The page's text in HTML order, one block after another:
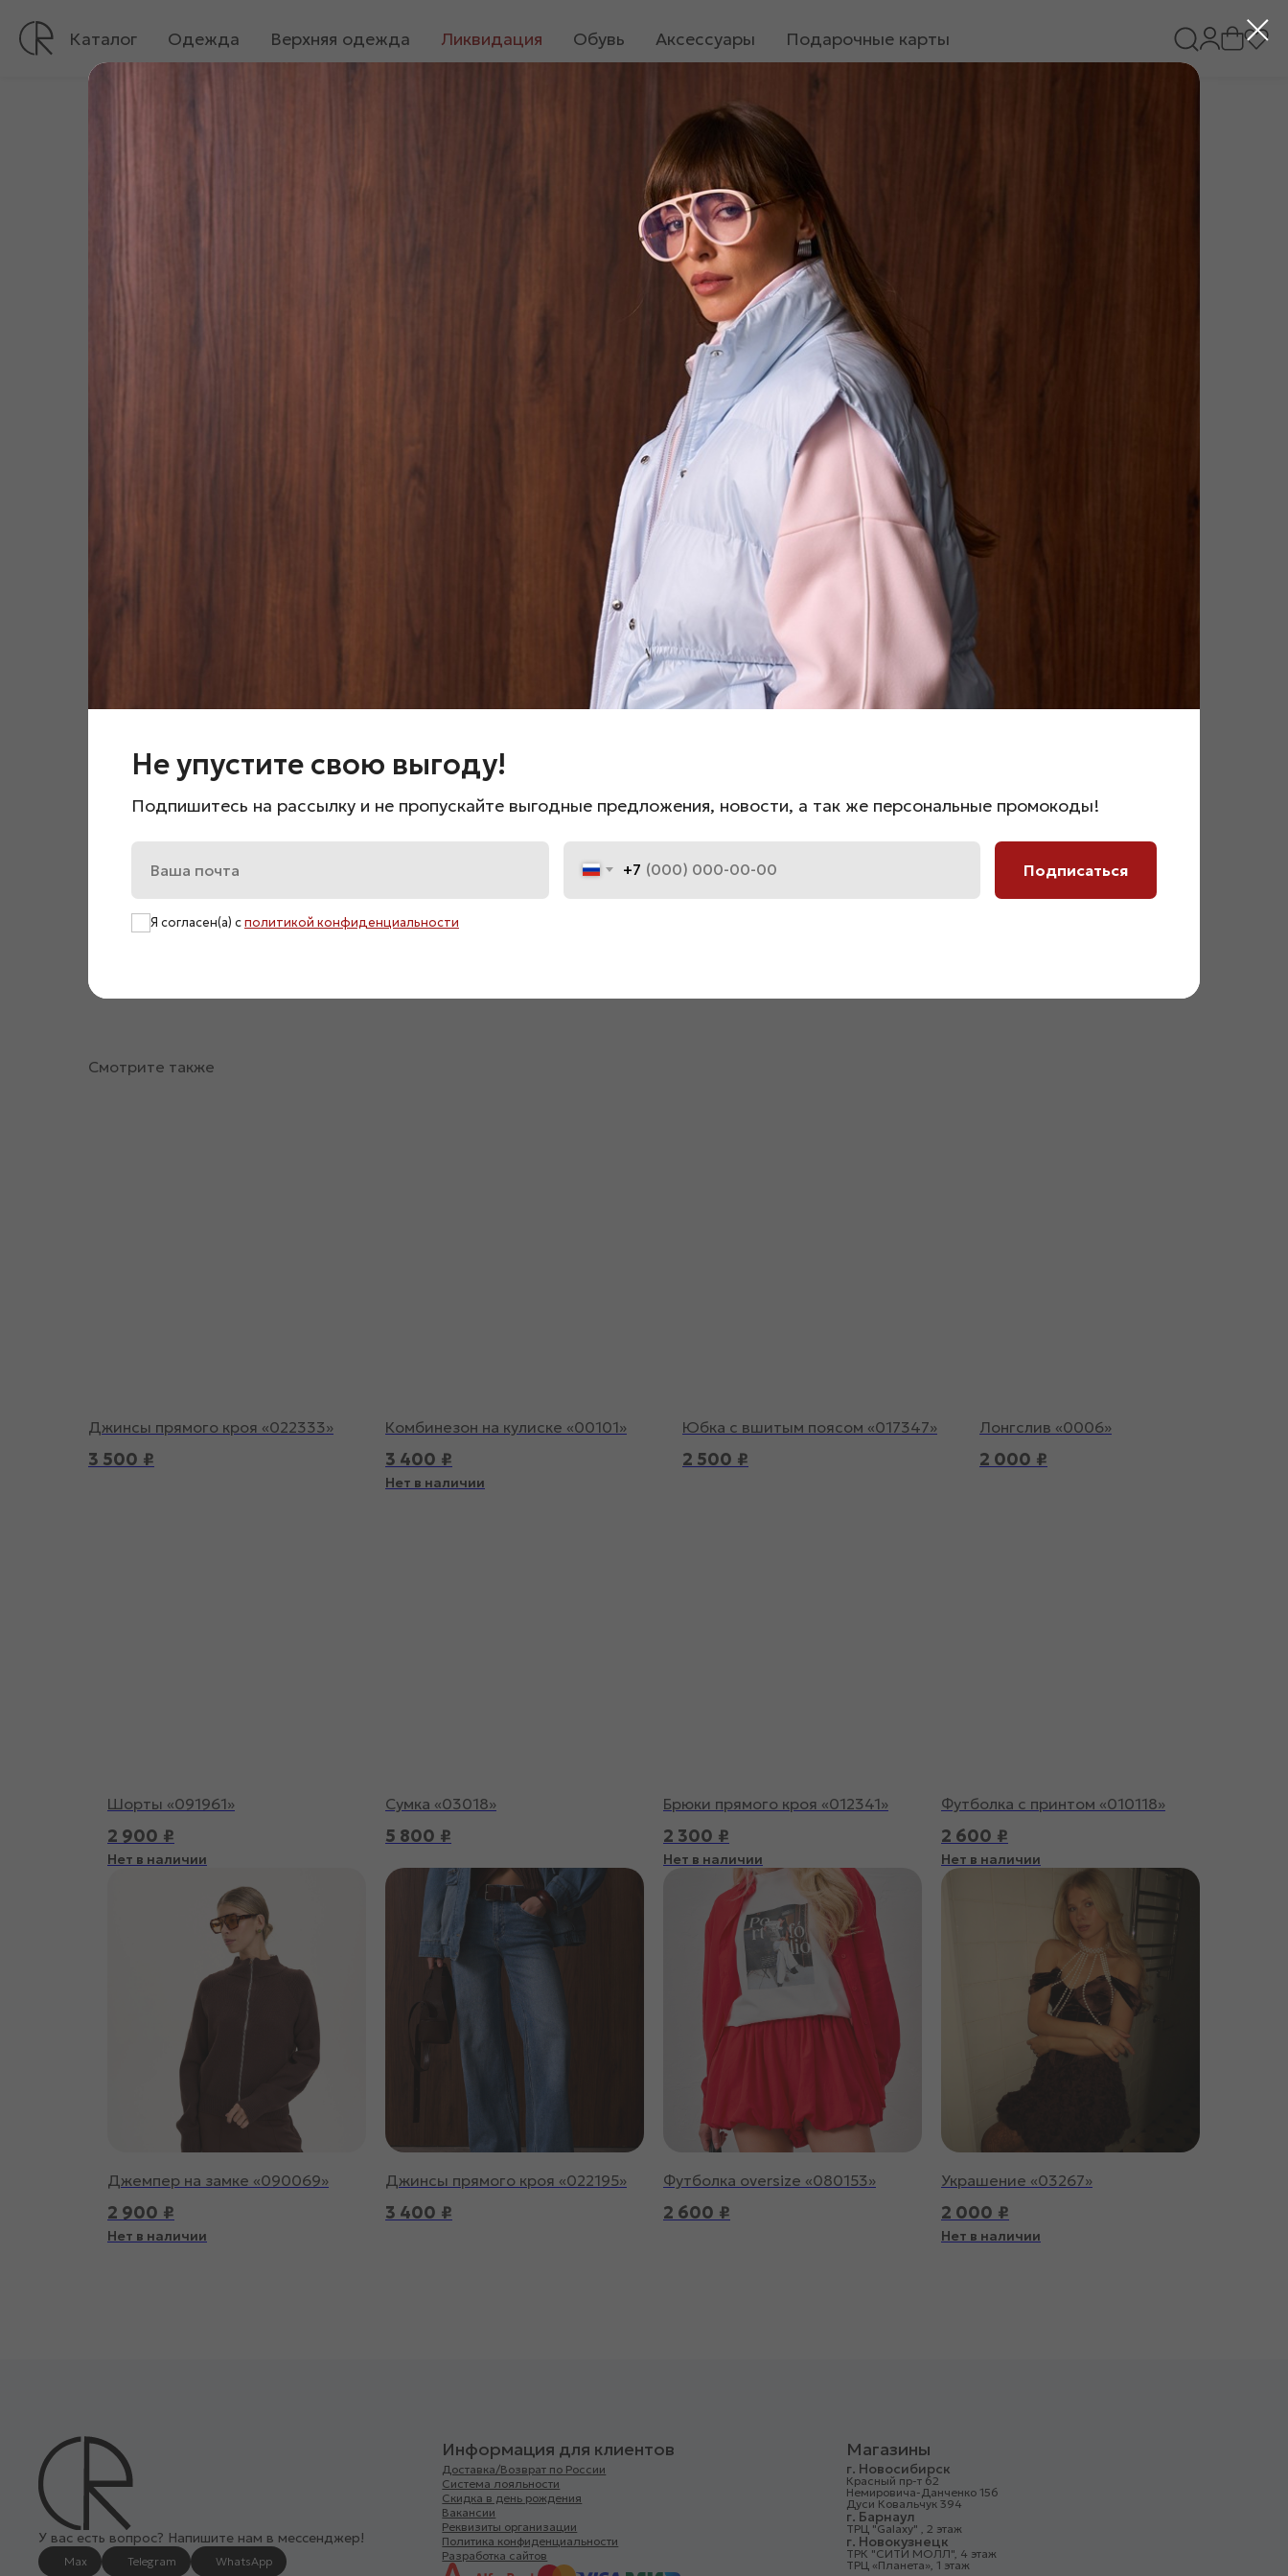
Каталог Одежда Верхняя одежда Ликвидация Обувь Аксессуары Подарочные карты
Платье «04410»
1 800 ₽4 500 ₽
Размер
Единый 40-46
В корзину
Размер единый 40-46
Состав: 100% хлопок
-в наличии по адресу:г.Новосибирск Красный проспект 62
Смотрите также
Джинсы прямого кроя «022333»
3 500 ₽
Комбинезон на кулиске «00101»
3 400 ₽
Нет в наличии
Юбка с вшитым поясом «017347»
2 500 ₽
Лонгслив «0006»
2 000 ₽
Шорты «091961»
2 900 ₽
Нет в наличии
Сумка «03018»
5 800 ₽
Брюки прямого кроя «012341»
2 300 ₽
Нет в наличии
Футболка с принтом «010118»
2 600 ₽
Нет в наличии
Джемпер на замке «090069»
2 900 ₽
Нет в наличии
Джинсы прямого кроя «022195»
3 400 ₽
Футболка oversize «080153»
2 600 ₽
Украшение «03267»
2 000 ₽
Нет в наличии
У вас есть вопрос? Напишите нам в мессенджер!
Max Telegram WhatsApp
Информация для клиентов
Доставка/Возврат по России
Система лояльности
Скидка в день рождения
Вакансии
Реквизиты организации
Политика конфиденциальности
Разработка сайтов
Магазины
г. Новосибирск
Красный пр-т 62
Немировича-Данченко 156
Дуси Ковальчук 394
г. Барнаул
ТРЦ "Galaxy" , 2 этаж
г. Новокузнецк
ТРК "СИТИ МОЛЛ", 4 этаж
ТРЦ «Планета», 1 этаж
Не упустите свою выгоду!
Подпишитесь на рассылку и не пропускайте выгодные предложения, новости, а так же персональные промокоды!
+7
Я согласен(а) сполитикой конфиденциальности
Подписаться